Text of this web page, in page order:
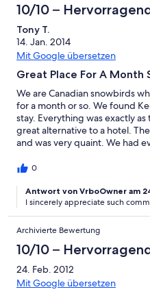
10/10 –
Tony T.
14. Jan. 2014
Mit Google übersetzen
Great Place For A Month
We are Canadian snowbirds
for a month or so. We found
stay. Everything was exactly
great alternative to a hotel.
and was very quaint. We had
restaurants made for not
beautiful drive! We found the
and walking was a great way
and patio area was great to
amazing! Blue sky and 85F
weeks! We found that the
just what we needed. We will
look forward to returning soon!
0
Antwort von VrboOwner am
I sincerely appreciate such
Archivierte Bewertung
10/10 –
24. Feb. 2012
Mit Google übersetzen